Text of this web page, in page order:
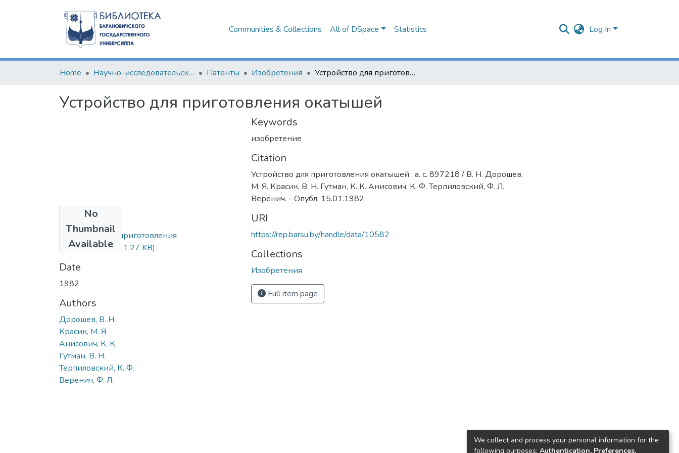
Communities & Collections All of DSpace Statistics Log In
Home Научно-исследовательские разработки Патенты Изобретения Устройство для приготовления окатышей
Устройство для приготовления окатышей
No
Thumbnail
Available
Устройство для приготовления
окатышей.pdf(191.27 KB)
Date
1982
Authors
Дорошев, В. Н.
Красик, М. Я.
Анисович, К. К.
Гутман, В. Н.
Терпиловский, К. Ф.
Веренич, Ф. Л.
Keywords
изобретение
Citation
Устройство для приготовления окатышей : а. с. 897218 / В. Н. Дорошев,
М. Я. Красик, В. Н. Гутман, К. К. Анисович, К. Ф. Терпиловский, Ф. Л.
Веренич. - Опубл. 15.01.1982.
URI
https://rep.barsu.by/handle/data/10582
Collections
Изобретения
Full item page
We collect and process your personal information for the
following purposes: Authentication, Preferences,